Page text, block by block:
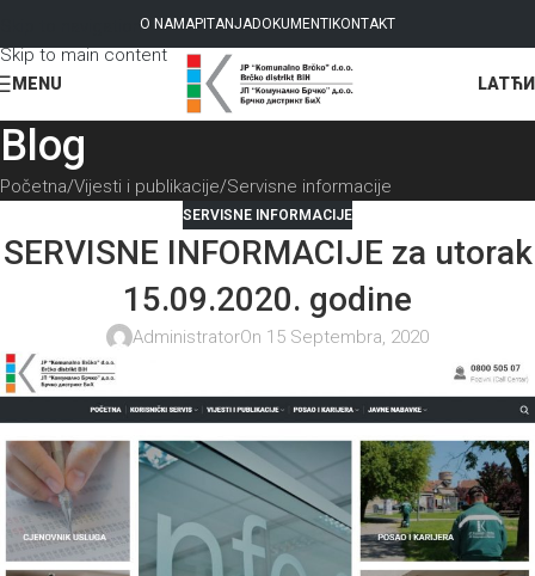
Skip to navigation
Skip to main content
O NAMAPITANJADOKUMENTI KONTAKT
MENU LAT
Blog
Početna Vijesti i publikacije Servisne informacije
SERVISNE INFORMACIJE
SERVISNE INFORMACIJE za utorak
15.09.2020. godine
AdministratorOn 15 Septembra, 2020